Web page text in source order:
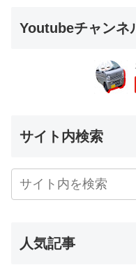
Youtubeチャンネ
サイト内検索
人気記事